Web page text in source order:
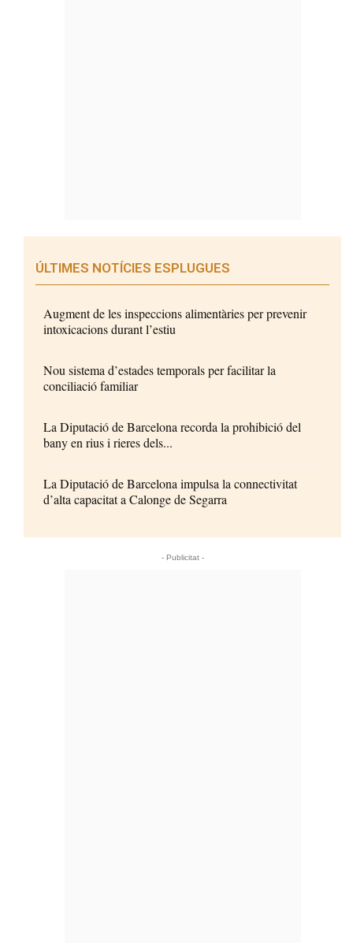
ÚLTIMES NOTÍCIES ESPLUGUES
Augment de les inspeccions alimentàries per prevenir
intoxicacions durant l’estiu
Nou sistema d’estades temporals per facilitar la
conciliació familiar
La Diputació de Barcelona recorda la prohibició del
bany en rius i rieres dels...
La Diputació de Barcelona impulsa la connectivitat
d’alta capacitat a Calonge de Segarra
- Publicitat -